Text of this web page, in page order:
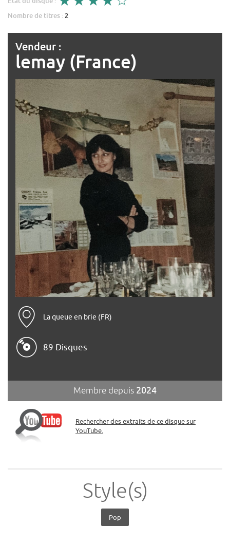
Nombre de titres : 2
Vendeur :
lemay (France)
La queue en brie (FR)
89 Disques
Membre depuis 2024
Rechercher des extraits de ce disque sur
YouTube.
Style(s)
Pop